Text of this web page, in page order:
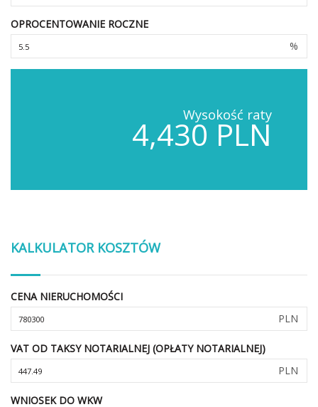
OPROCENTOWANIE ROCZNE
%
Wysokość raty
4,430 PLN
KALKULATOR KOSZTÓW
CENA NIERUCHOMOŚCI
PLN
VAT OD TAKSY NOTARIALNEJ (OPŁATY NOTARIALNEJ)
PLN
WNIOSEK DO WKW